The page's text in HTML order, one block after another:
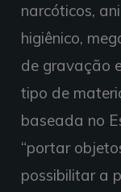
narcóticos,
higiênico,
de gravação
tipo de
baseada no
“portar
possibilitar a